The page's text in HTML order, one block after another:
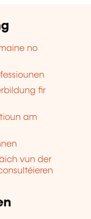
no
fir
am
vun der